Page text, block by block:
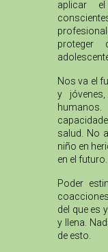
aplicar
proteger
Nos va el
y
salud. No
niño en
en el futuro.
Poder
del que es
y llena.
de esto.